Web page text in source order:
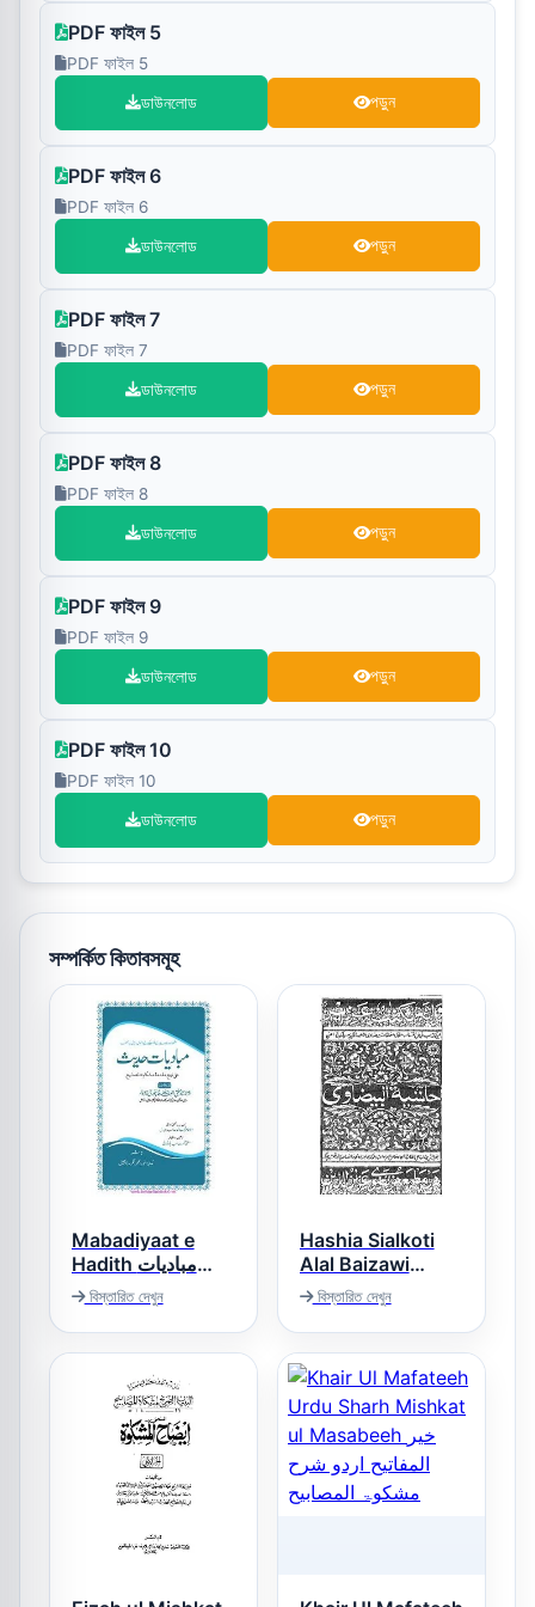
PDF ফাইল 5
PDF ফাইল 5
ডাউনলোড পড়ুন
PDF ফাইল 6
PDF ফাইল 6
ডাউনলোড পড়ুন
PDF ফাইল 7
PDF ফাইল 7
ডাউনলোড পড়ুন
PDF ফাইল 8
PDF ফাইল 8
ডাউনলোড পড়ুন
PDF ফাইল 9
PDF ফাইল 9
ডাউনলোড পড়ুন
PDF ফাইল 10
PDF ফাইল 10
ডাউনলোড পড়ুন
সম্পর্কিত কিতাবসমূহ
Mabadiyaat e
Hadith مبادیات
حدیث
বিস্তারিত দেখুন
Hashia Sialkoti
Alal Baizawi
حاشیہ سیالکوٹی
عربی
বিস্তারিত দেখুন